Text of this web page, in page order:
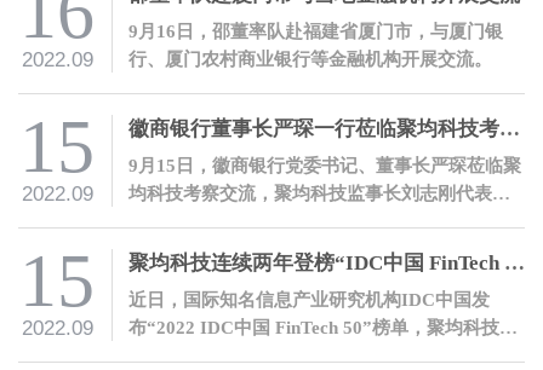
2022.09
9月16日，邵董率队赴福建省厦门市，与厦门银
行、厦门农村商业银行等金融机构开展交流。
15
2022.09
徽商银行董事长严琛一行莅临聚均科技考察交流
9月15日，徽商银行党委书记、董事长严琛莅临聚
均科技考察交流，聚均科技监事长刘志刚代表公
15
2022.09
聚均科技连续两年登榜“IDC中国 FinTech 50”
近日，国际知名信息产业研究机构IDC中国发
布“2022 IDC中国 FinTech 50”榜单，聚均科技凭